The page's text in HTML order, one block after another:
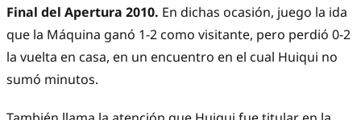
Final del Apertura 2010. En dichas ocasión, juego la ida
que la Máquina ganó 1-2 como visitante, pero perdió 0-2
la vuelta en casa, en un encuentro en el cual Huiqui no
sumó minutos.